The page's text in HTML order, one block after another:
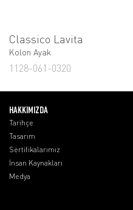
Classico Lavita
Kolon Ayak
1128-061-0320
HAKKIMIZDA
Tarihçe
Tasarım
Sertifikalarımız
İnsan Kaynakları
Medya